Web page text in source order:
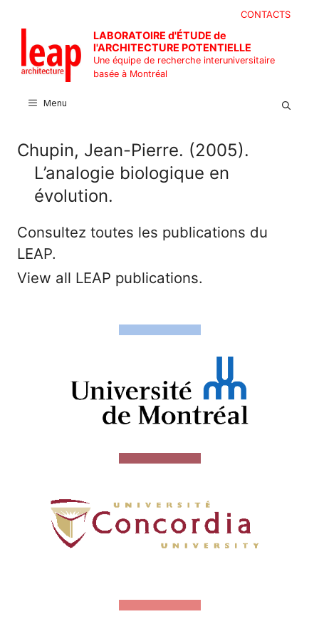
contenu
CONTACTS
LABORATOIRE d'ÉTUDE de
l'ARCHITECTURE POTENTIELLE
Une équipe de recherche interuniversitaire
basée à Montréal
Menu
Chupin, Jean-Pierre. (2005).
L’analogie biologique en
évolution.
Consultez toutes les publications du
LEAP.
View all LEAP publications.